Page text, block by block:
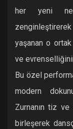
her yeni
zenginleştirerek
yaşanan o
ve
Bu özel
modern
Zurnanın tiz
birleşerek